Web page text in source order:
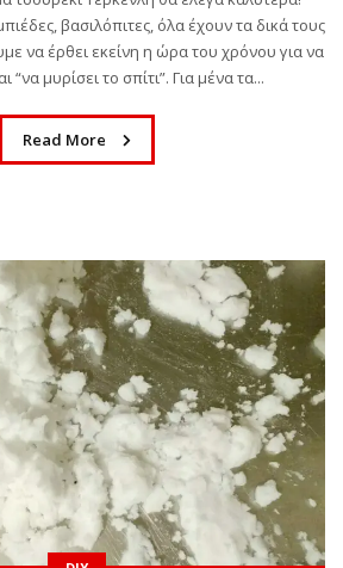
βασιλόπιτες, όλα έχουν τα δικά τους
να έρθει εκείνη η ώρα του χρόνου για να
“να μυρίσει το σπίτι”. Για μένα τα...
Read More
Έξυπνα
για έξυπνα
1 έτος ago 0